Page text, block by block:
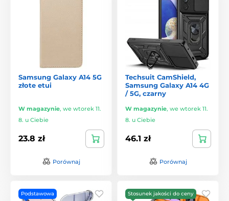
Samsung Galaxy A14 5G
złote etui
W magazynie, we wtorek 11.
8. u Ciebie
23.8 zł
Porównaj
Techsuit CamShield,
Samsung Galaxy A14 4G
/ 5G, czarny
W magazynie, we wtorek 11.
8. u Ciebie
46.1 zł
Porównaj
Podstawowa Stosunek jakości do ceny